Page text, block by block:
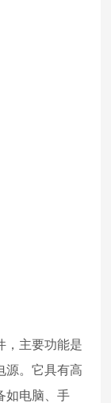
，主要功能是
源。它具有高
如电脑、手